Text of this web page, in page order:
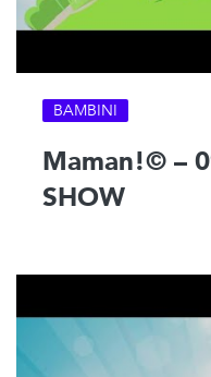
BAMBINI
Maman!© –
SHOW